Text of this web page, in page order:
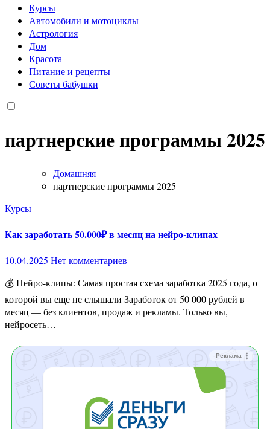
Курсы
Автомобили и мотоциклы
Астрология
Дом
Красота
Питание и рецепты
Советы бабушки
партнерские программы 2025
Домашняя
партнерские программы 2025
Курсы
Как заработать 50.000₽ в месяц на нейро-клипах
10.04.2025 Нет комментариев
💰 Нейро-клипы: Самая простая схема заработка 2025 года, о
которой вы еще не слышали Заработок от 50 000 рублей в
месяц — без клиентов, продаж и рекламы. Только вы,
нейросеть…
Реклама